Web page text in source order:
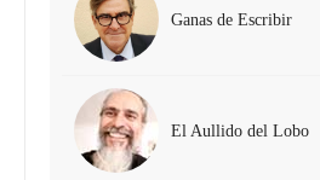
Ganas de Escribir
El Aullido del Lobo